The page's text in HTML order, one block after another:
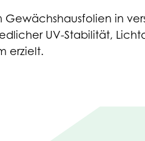
Gewächshausfolien in
UV-Stabilität,
erzielt.